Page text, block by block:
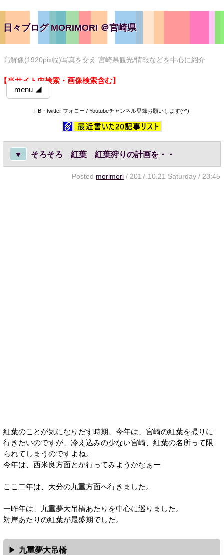
日々ブログ MORIMORI ＠宮崎県
高解像(1920pix幅)写真を交え 宮崎県観光/情報などを中心に紹介
【当サイト内検索・画像検索含む】
menu ◢
FB・twitter フォロー / Youtubeチャンネル登録お願いします(^^)
▼ そろそろ 紅葉 紅葉狩りの計画を・・
Posted morimori / 2017.10.21 Saturday / 23:45
紅葉のことが気になりだす時期、今年は、宮崎の紅葉を撮りに
行きたいのですが、冷え込みの少ない宮崎、紅葉の名所って限
られてしまうのですよね。
今年は、西米良方面とか行ってみようかなぁー
ここ二年は、大分の九重方面へ行きました。
一昨年は、九重夢大吊橋あたりを中心に巡りました。
対岸あたりの紅葉が最盛期でした。
九重夢大吊橋